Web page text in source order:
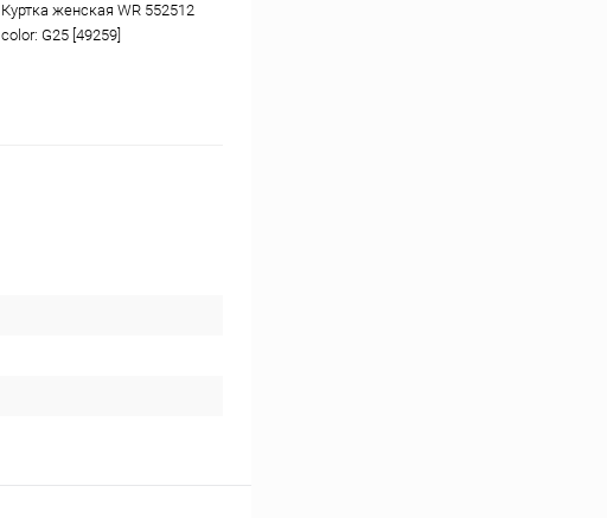
Куртка женская WR 552512
color: G25 [49259]